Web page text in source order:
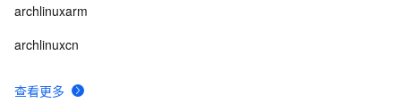
查看更多
archlinuxarm
archlinuxcn